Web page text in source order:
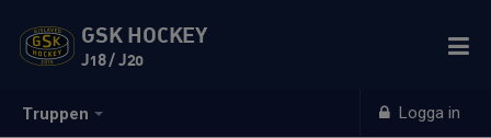
Truppen Logga in
GSK HOCKEY
J18 / J20